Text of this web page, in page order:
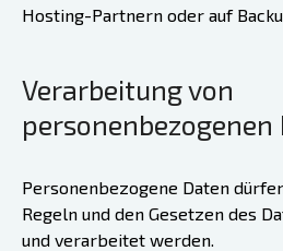
Hosting-Partnern oder auf
Verarbeitung von
personenbezogenen
Personenbezogene Daten
Regeln und den Gesetzen des
und verarbeitet werden.